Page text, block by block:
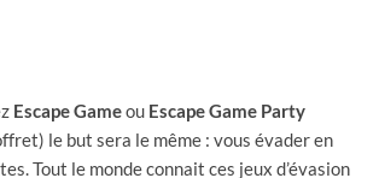
Escape Gameou Escape Game Party
le but sera le même : vous évader en
Tout le monde connait ces jeux d’évasion